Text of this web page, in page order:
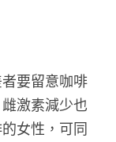
要留意咖啡
激素減少也
女性，可同